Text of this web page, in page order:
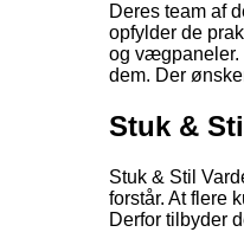
Deres team af
opfylder de
og vægpaneler.
dem. Der
Stuk &
Stuk & Stil
forstår. At flere
Derfor tilbyder